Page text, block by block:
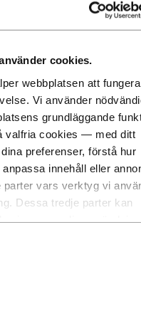
cookies.
webbplatsen att
Vi använder
grundläggande
valfria cookies — med ditt
preferenser, förstå hur
innehåll eller
vars verktyg vi
Dessa tredje parter kan
av deras tjänster. Den
dessa tredje parter är i
Technology
teknisk
och rymmer både
med rötter i en lång